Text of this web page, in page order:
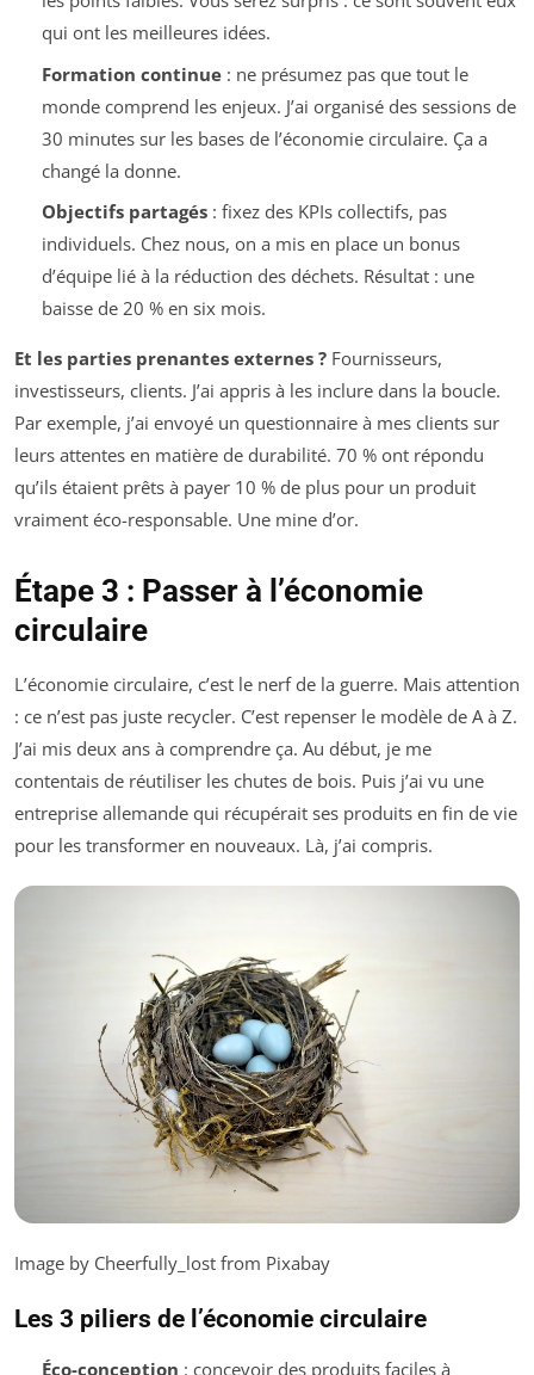
qui ont les meilleures idées.
Formation continue: ne présumez pas que tout le
monde comprend les enjeux. J’ai organisé des sessions de
30 minutes sur les bases de l’économie circulaire. Ça a
changé la donne.
Objectifs partagés: fixez des KPIs collectifs, pas
individuels. Chez nous, on a mis en place un bonus
d’équipe lié à la réduction des déchets. Résultat : une
baisse de 20 % en six mois.
Et les parties prenantes externes ? Fournisseurs,
investisseurs, clients. J’ai appris à les inclure dans la boucle.
Par exemple, j’ai envoyé un questionnaire à mes clients sur
leurs attentes en matière de durabilité. 70 % ont répondu
qu’ils étaient prêts à payer 10 % de plus pour un produit
vraiment éco-responsable. Une mine d’or.
Étape 3 : Passer à l’économie
circulaire
L’économie circulaire, c’est le nerf de la guerre. Mais attention
: ce n’est pas juste recycler. C’est repenser le modèle de A à Z.
J’ai mis deux ans à comprendre ça. Au début, je me
contentais de réutiliser les chutes de bois. Puis j’ai vu une
entreprise allemande qui récupérait ses produits en fin de vie
pour les transformer en nouveaux. Là, j’ai compris.
Image by Cheerfully_lost from Pixabay
Les 3 piliers de l’économie circulaire
Éco-conception : concevoir des produits faciles à